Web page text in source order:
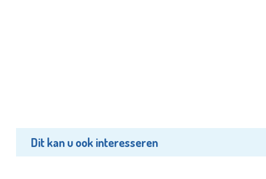
Dit kan u ook interesseren